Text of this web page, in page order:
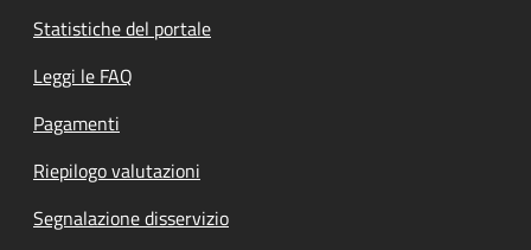
Statistiche del portale
Leggi le FAQ
Pagamenti
Riepilogo valutazioni
Segnalazione disservizio